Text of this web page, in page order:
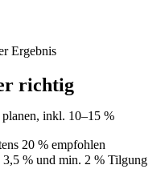
richtig
inkl. 10–15 %
20 % empfohlen
% und min. 2 % Tilgung